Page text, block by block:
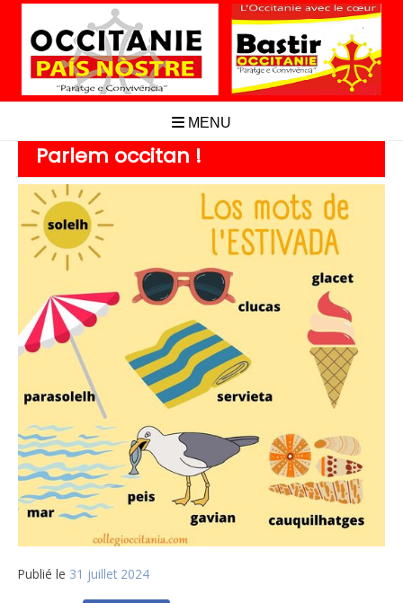
Aller
contenu
MENU
Parlem occitan !
Publié le 31 juillet 2024